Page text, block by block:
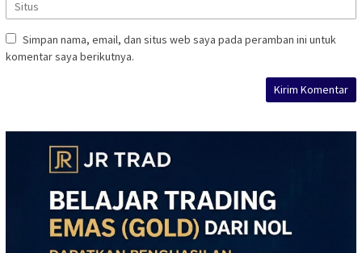
Simpan nama, email, dan situs web saya pada peramban ini untuk
komentar saya berikutnya.